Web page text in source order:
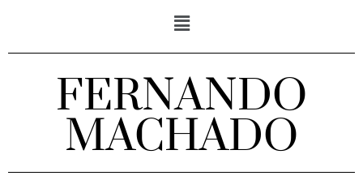
FERNANDO
MACHADO